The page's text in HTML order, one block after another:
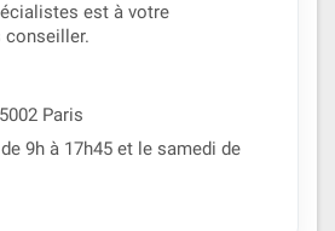
est à votre
conseiller.
Paris
9h à 17h45 et le samedi de